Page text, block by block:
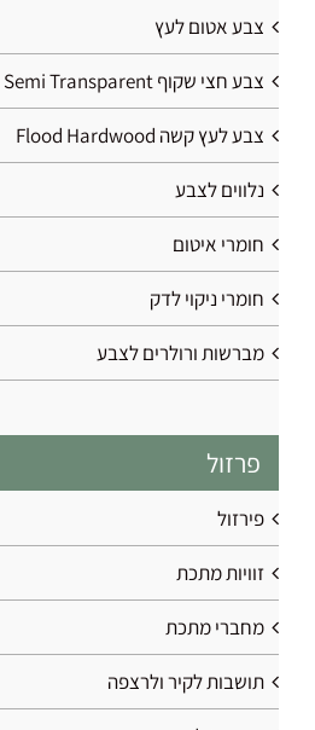
צבע אטום לעץ
צבע חצי שקוף Semi Transparent
צבע לעץ קשה Flood Hardwood
נלווים לצבע
חומרי איטום
חומרי ניקוי לדק
מברשות ורולרים לצבע
פרזול
פירזול
זוויות מתכת
מחברי מתכת
תושבות לקיר ולרצפה